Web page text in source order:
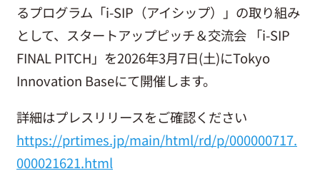
プレスルーム
お問い合わせ
るプログラム「i-SIP（アイシップ）」の取り組み
として、スタートアップピッチ＆交流会 「i-SIP
FINAL PITCH」を2026年3月7日(土)にTokyo
Innovation Baseにて開催します。
詳細はプレスリリースをご確認ください
https://prtimes.jp/main/html/rd/p/000000717.
000021621.html